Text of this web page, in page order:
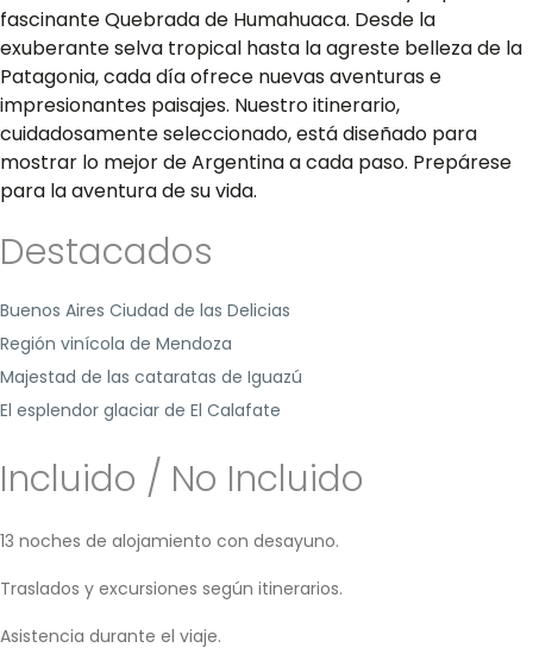
fascinante Quebrada de Humahuaca. Desde la
exuberante selva tropical hasta la agreste belleza de la
Patagonia, cada día ofrece nuevas aventuras e
impresionantes paisajes. Nuestro itinerario,
cuidadosamente seleccionado, está diseñado para
mostrar lo mejor de Argentina a cada paso. Prepárese
para la aventura de su vida.
Destacados
Buenos Aires Ciudad de las Delicias
Región vinícola de Mendoza
Majestad de las cataratas de Iguazú
El esplendor glaciar de El Calafate
Incluido / No Incluido
13 noches de alojamiento con desayuno.
Traslados y excursiones según itinerarios.
Asistencia durante el viaje.